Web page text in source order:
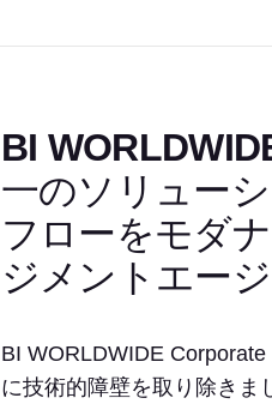
BI
一のソリュー
フローをモダ
ジメントエー
BI WORLDWIDE
に技術的障壁を取り除きま